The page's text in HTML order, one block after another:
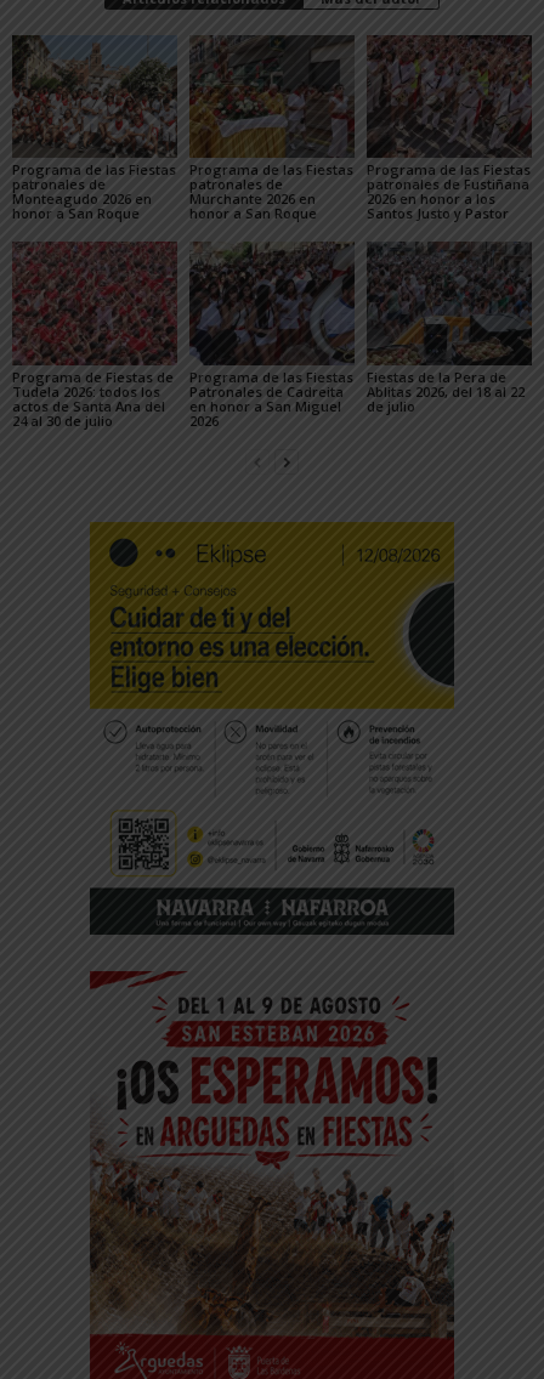
Programa de las Fiestas
patronales de
Monteagudo 2026 en
honor a San Roque
Programa de las Fiestas
patronales de
Murchante 2026 en
honor a San Roque
Programa de las Fiestas
patronales de Fustiñana
2026 en honor a los
Santos Justo y Pastor
Programa de Fiestas de
Tudela 2026: todos los
actos de Santa Ana del
24 al 30 de julio
Programa de las Fiestas
Patronales de Cadreita
en honor a San Miguel
2026
Fiestas de la Pera de
Ablitas 2026, del 18 al 22
de julio